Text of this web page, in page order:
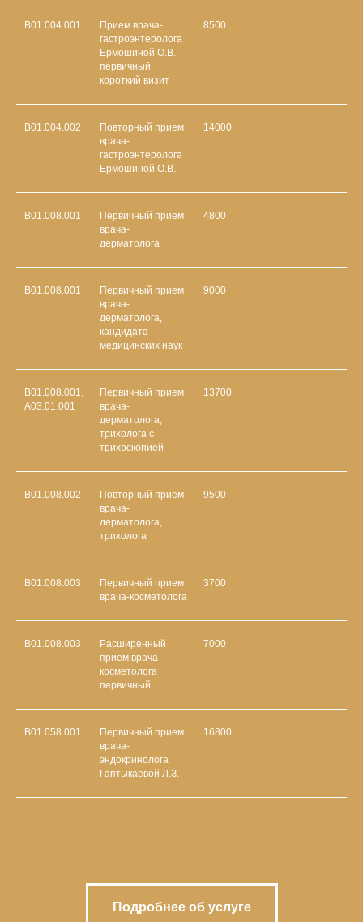
В01.004.001
Прием врача-
гастроэнтеролога
Ермошиной О.В.
первичный
короткий визит
8500
В01.004.002
Повторный прием
врача-
гастроэнтеролога
Ермошиной О.В.
14000
В01.008.001
Первичный прием
врача-
дерматолога
4800
В01.008.001
Первичный прием
врача-
дерматолога,
кандидата
медицинских наук
9000
В01.008.001,
А03.01.001
Первичный прием
врача-
дерматолога,
трихолога с
трихоскопией
13700
В01.008.002
Повторный прием
врача-
дерматолога,
трихолога
9500
В01.008.003
Первичный прием
врача-косметолога
3700
В01.008.003
Расширенный
прием врача-
косметолога
первичный
7000
В01.058.001
Первичный прием
врача-
эндокринолога
Гаптыкаевой Л.З.
16800
Подробнее об услуге